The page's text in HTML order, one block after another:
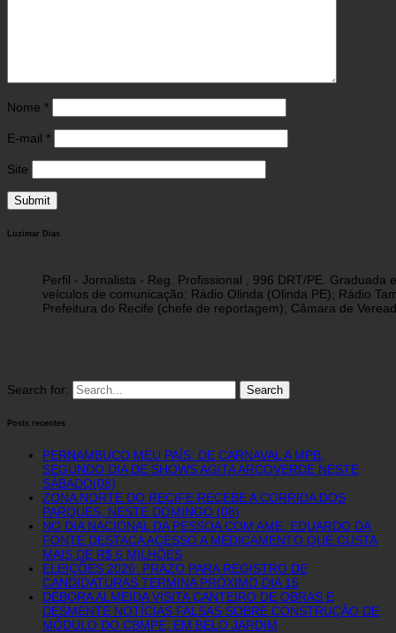
Nome *
E-mail *
Site
Luzimar Dias
Perfil - Jornalista - Reg. Profissional , 996 DRT/PE.
veículos de comunicação: Rádio Olinda (Olinda PE); Rádio
Prefeitura do Recife (chefe de reportagem); Câmara de
Search for:
Posts recentes
PERNAMBUCO MEU PAÍS: DE CARNAVAL A MPB,
SEGUNDO DIA DE SHOWS AGITA ARCOVERDE NESTE
SÁBADO(08)
ZONA NORTE DO RECIFE RECEBE A CORRIDA DOS
PARQUES, NESTE DOMINGO (08)
NO DIA NACIONAL DA PESSOA COM AME, EDUARDO DA
FONTE DESTACA ACESSO A MEDICAMENTO QUE CUSTA
MAIS DE R$ 6 MILHÕES
ELEIÇÕES 2026: PRAZO PARA REGISTRO DE
CANDIDATURAS TERMINA PRÓXIMO DIA 15
DÉBORA ALMEIDA VISITA CANTEIRO DE OBRAS E
DESMENTE NOTÍCIAS FALSAS SOBRE CONSTRUÇÃO DE
MÓDULO DO CBMPE, EM BELO JARDIM